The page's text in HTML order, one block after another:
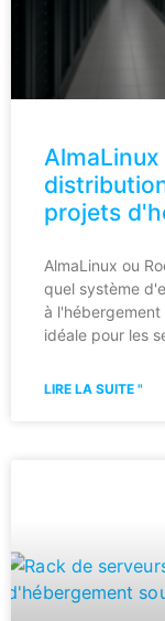
projets
AlmaLinux ou
quel système
à
idéale pour les
LIRE LA SUITE "